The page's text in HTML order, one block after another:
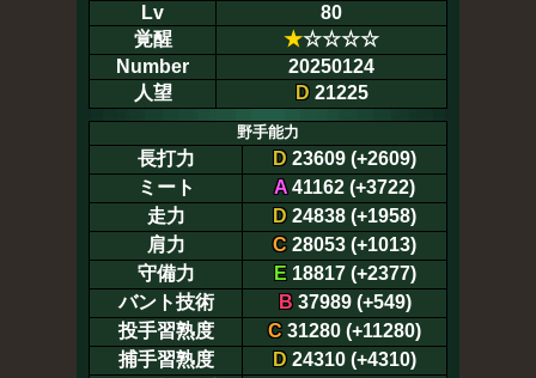
Lv
80
覚醒
★☆☆☆☆
Number
20250124
人望
D21225
野手能力
長打力 D 23609 (+2609)
ミート
A41162 (+3722)
走力
D 24838 (+1958)
肩力
C 28053 (+1013)
守備力
E18817 (+2377)
バント技術
B37989 (+549)
投手習熟度
C 31280 (+11280)
捕手習熟度
D 24310 (+4310)